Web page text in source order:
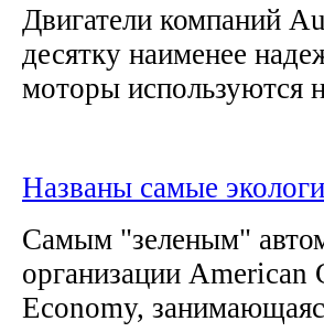
Двигатели компаний
десятку наименее
моторы используются
Названы самые
Самым "зеленым"
организации
Economy,